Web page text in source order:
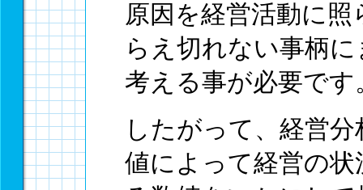
原因を経営活動に
らえ切れない事柄
考える事が必要です
したがって、経営
値によって経営の